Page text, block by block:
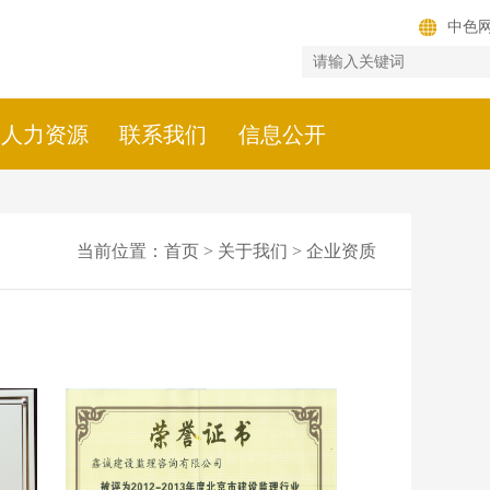
中色
人力资源 联系我们 信息公开
当前位置： 首页 > 关于我们 > 企业资质